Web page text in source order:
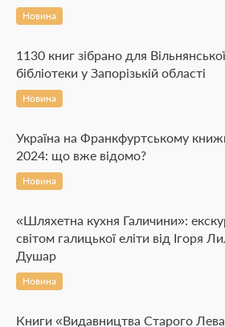
Новина
1130 книг зібрано для
бібліотеки у Запорізькій області
Новина
Україна на Франкфуртському
2024: що вже відомо?
Новина
«Шляхетна кухня Галичини»:
світом галицької еліти від Ігоря
Душар
Новина
Книги «Видавництва Старого